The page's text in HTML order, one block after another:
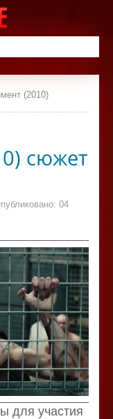
(2010)
сюжет
04
для участия